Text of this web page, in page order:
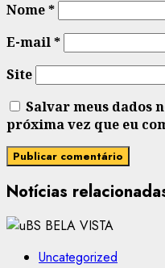
Nome*
E-mail*
Site
Salvar meus dados
próxima vez que eu
Notícias
Uncategorized